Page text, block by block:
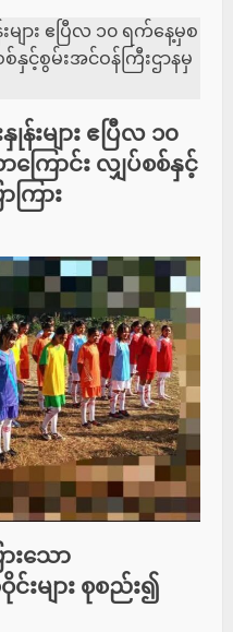
များ ဧပြီလ ၁၀
ြောင်း လျှပ်စစ်နှင့်
ကြား
းသော
းများ စုစည်း၍